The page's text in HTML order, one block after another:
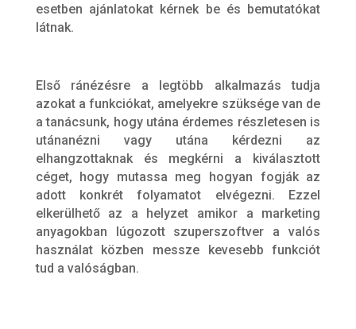
esetben ajánlatokat kérnek be és bemutatókat
látnak.
Első ránézésre a legtöbb alkalmazás tudja
azokat a funkciókat, amelyekre szüksége van de
a tanácsunk, hogy utána érdemes részletesen is
utánanézni vagy utána kérdezni az
elhangzottaknak és megkérni a kiválasztott
céget, hogy mutassa meg hogyan fogják az
adott konkrét folyamatot elvégezni. Ezzel
elkerülhető az a helyzet amikor a marketing
anyagokban lúgozott szuperszoftver a valós
használat közben messze kevesebb funkciót
tud a valóságban.